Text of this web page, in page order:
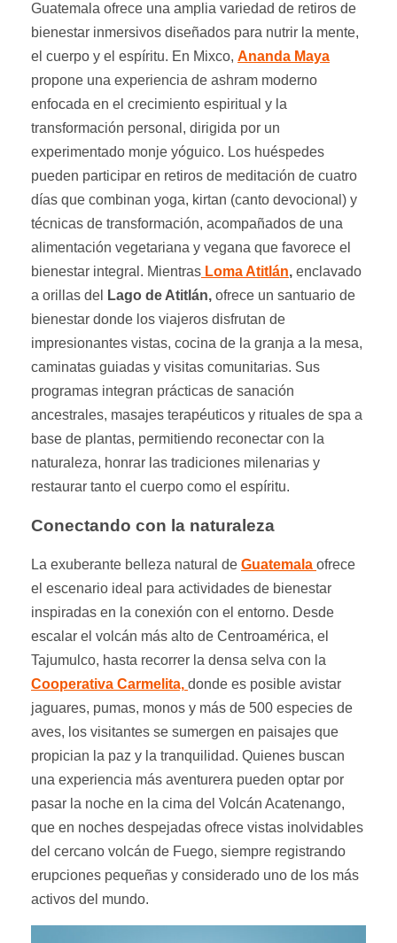
Guatemala ofrece una amplia variedad de retiros de
bienestar inmersivos diseñados para nutrir la mente,
el cuerpo y el espíritu. En Mixco, Ananda Maya
propone una experiencia de ashram moderno
enfocada en el crecimiento espiritual y la
transformación personal, dirigida por un
experimentado monje yóguico. Los huéspedes
pueden participar en retiros de meditación de cuatro
días que combinan yoga, kirtan (canto devocional) y
técnicas de transformación, acompañados de una
alimentación vegetariana y vegana que favorece el
bienestar integral. Mientras Loma Atitlán, enclavado
a orillas del
Lago de Atitlán, ofrece un santuario de
bienestar donde los viajeros disfrutan de
impresionantes vistas, cocina de la granja a la mesa,
caminatas guiadas y visitas comunitarias. Sus
programas integran prácticas de sanación
ancestrales, masajes terapéuticos y rituales de spa a
base de plantas, permitiendo reconectar con la
naturaleza, honrar las tradiciones milenarias y
restaurar tanto el cuerpo como el espíritu.
Conectando con la naturaleza
La exuberante belleza natural de Guatemala ofrece
el escenario ideal para actividades de bienestar
inspiradas en la conexión con el entorno. Desde
escalar el volcán más alto de Centroamérica, el
Tajumulco, hasta recorrer la densa selva con la
Cooperativa Carmelita, donde es posible avistar
jaguares, pumas, monos y más de 500 especies de
aves, los visitantes se sumergen en paisajes que
propician la paz y la tranquilidad. Quienes buscan
una experiencia más aventurera pueden optar por
pasar la noche en la cima del Volcán Acatenango,
que en noches despejadas ofrece vistas inolvidables
del cercano volcán de Fuego, siempre registrando
erupciones pequeñas y considerado uno de los más
activos del mundo.